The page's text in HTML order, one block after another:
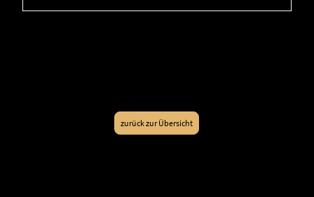
zurück zur Übersicht